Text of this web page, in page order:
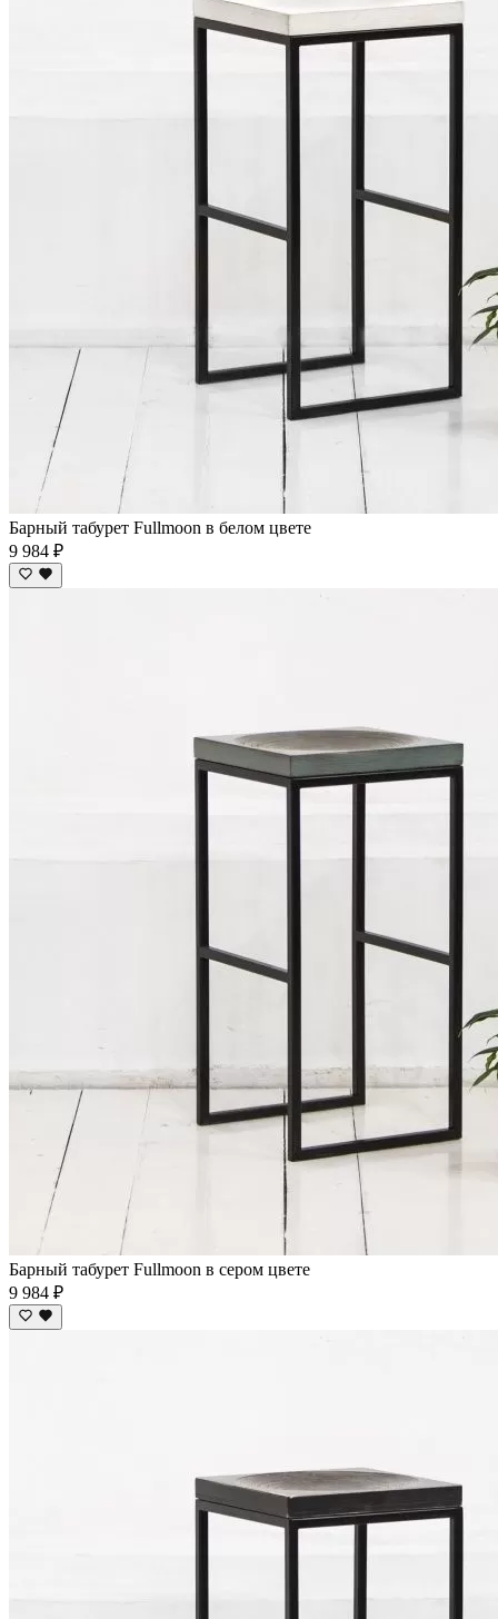
Барный табурет Fullmoon в белом цвете
9 984 ₽
Барный табурет Fullmoon в сером цвете
9 984 ₽